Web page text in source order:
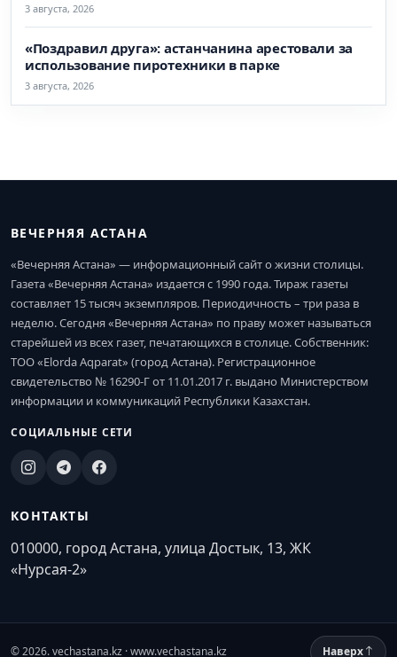
3 августа, 2026
«Поздравил друга»: астанчанина арестовали за
использование пиротехники в парке
3 августа, 2026
ВЕЧЕРНЯЯ АСТАНА
«Вечерняя Астана» — информационный сайт о жизни столицы.
Газета «Вечерняя Астана» издается с 1990 года. Тираж газеты
составляет 15 тысяч экземпляров. Периодичность – три раза в
неделю. Сегодня «Вечерняя Астана» по праву может называться
старейшей из всех газет, печатающихся в столице. Собственник:
ТОО «Elorda Aqparat» (город Астана). Регистрационное
свидетельство № 16290-Г от 11.01.2017 г. выдано Министерством
информации и коммуникаций Республики Казахстан.
СОЦИАЛЬНЫЕ СЕТИ
КОНТАКТЫ
010000, город Астана, улица Достык, 13, ЖК
«Нурсая-2»
© 2026. vechastana.kz · www.vechastana.kz Наверх